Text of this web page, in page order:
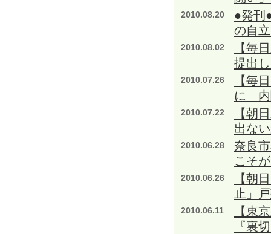
2010.08.20
●発刊
の自
2010.08.02
【毎
提出
2010.07.26
【毎
に 内
2010.07.22
【朝
出な
2010.06.28
奈良
こそ
2010.06.26
【朝
止」
2010.06.11
【東
『裏